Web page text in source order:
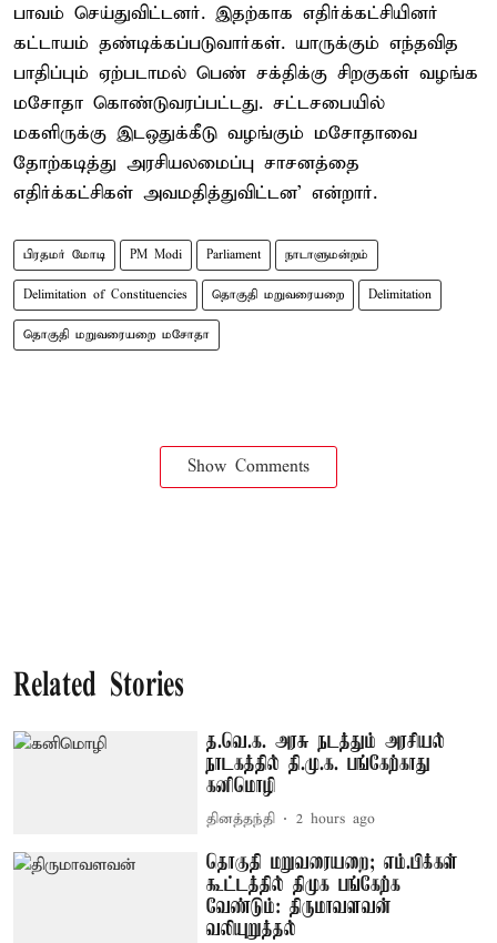
பாவம் செய்துவிட்டனர். இதற்காக எதிர்க்கட்சியினர்
கட்டாயம் தண்டிக்கப்படுவார்கள். யாருக்கும் எந்தவித
பாதிப்பும் ஏற்படாமல் பெண் சக்திக்கு சிறகுகள் வழங்க
மசோதா கொண்டுவரப்பட்டது. சட்டசபையில்
மகளிருக்கு இடஒதுக்கீடு வழங்கும் மசோதாவை
தோற்கடித்து அரசியலமைப்பு சாசனத்தை
எதிர்க்கட்சிகள் அவமதித்துவிட்டன’ என்றார்.
பிரதமர் மோடி PM Modi Parliament நாடாளுமன்றம்
Delimitation of Constituencies தொகுதி மறுவரையறை Delimitation
தொகுதி மறுவரையறை மசோதா
Show Comments
Related Stories
த.வெ.க. அரசு நடத்தும் அரசியல்
நாடகத்தில் தி.மு.க. பங்கேற்காது –
கனிமொழி
தினத்தந்தி 2 hours ago
தொகுதி மறுவரையறை; எம்.பிக்கள்
கூட்டத்தில் திமுக பங்கேற்க
வேண்டும்: திருமாவளவன்
வலியுறுத்தல்